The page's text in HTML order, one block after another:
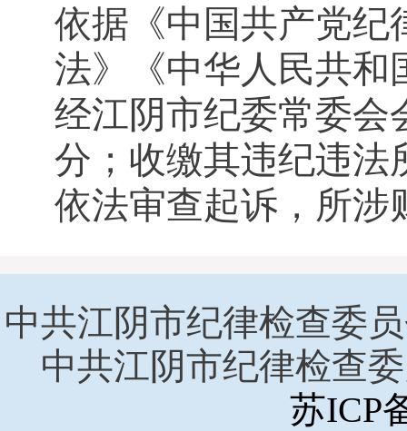
依据《中国共产党纪
法》《中华人民共和
经江阴市纪委常委会
分；收缴其违纪违法
依法审查起诉，所涉
中共江阴市纪律检查委
中共江阴市纪律检查
苏ICP